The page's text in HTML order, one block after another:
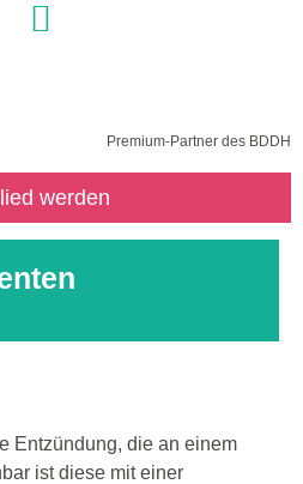
Premium-Partner des BDDH
werden
Entzündung, die an einem
ist diese mit einer